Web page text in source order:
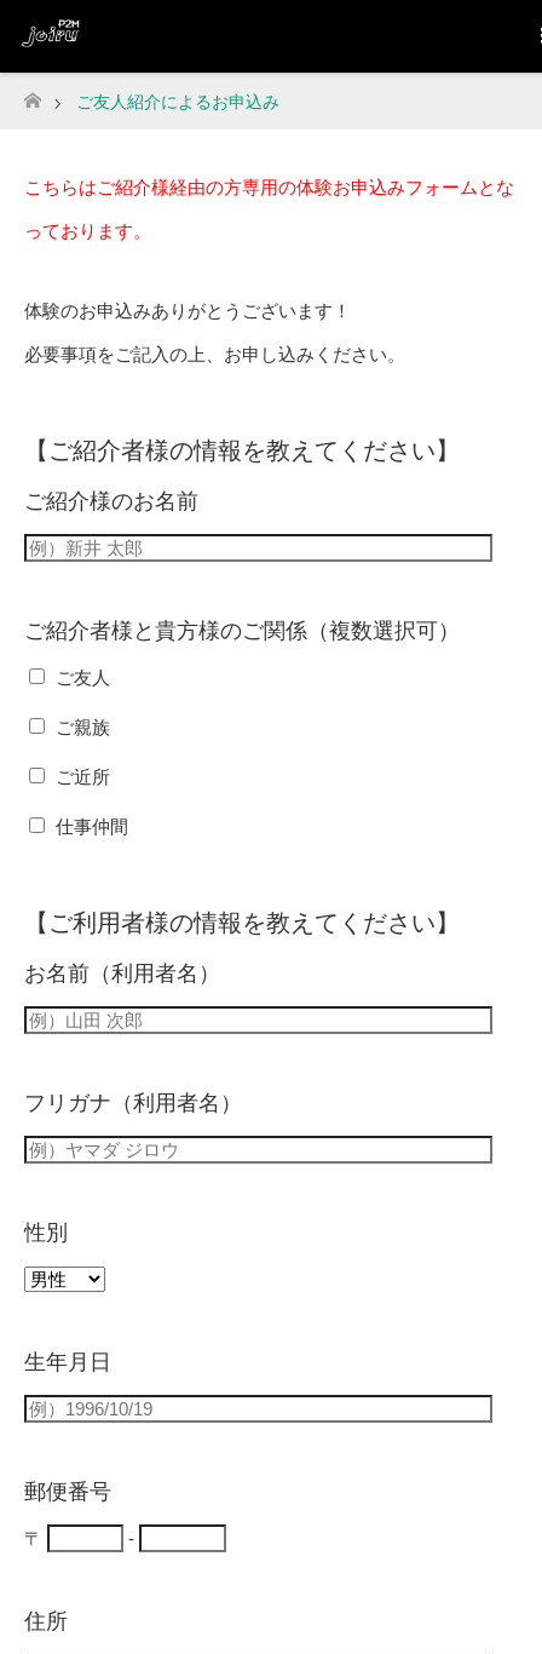
ホーム
ご友人紹介によるお申込み
こちらはご紹介様経由の方専用の体験お申込みフォームとな
っております。
体験のお申込みありがとうございます！
必要事項をご記入の上、お申し込みください。
【ご紹介者様の情報を教えてください】
ご紹介様のお名前
ご紹介者様と貴方様のご関係（複数選択可）
ご友人
ご親族
ご近所
仕事仲間
【ご利用者様の情報を教えてください】
お名前（利用者名）
フリガナ（利用者名）
性別
生年月日
郵便番号
〒 -
住所